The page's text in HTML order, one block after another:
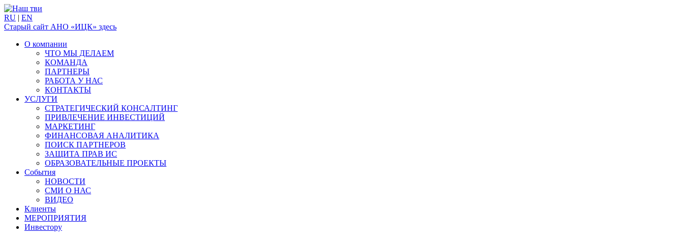
RU | EN
Старый сайт АНО «ИЦК» здесь
О компании
ЧТО МЫ ДЕЛАЕМ
КОМАНДА
ПАРТНЕРЫ
РАБОТА У НАС
КОНТАКТЫ
УСЛУГИ
СТРАТЕГИЧЕСКИЙ КОНСАЛТИНГ
ПРИВЛЕЧЕНИЕ ИНВЕСТИЦИЙ
МАРКЕТИНГ
ФИНАНСОВАЯ АНАЛИТИКА
ПОИСК ПАРТНЕРОВ
ЗАЩИТА ПРАВ ИС
ОБРАЗОВАТЕЛЬНЫЕ ПРОЕКТЫ
События
НОВОСТИ
СМИ О НАС
ВИДЕО
Клиенты
МЕРОПРИЯТИЯ
Инвестору